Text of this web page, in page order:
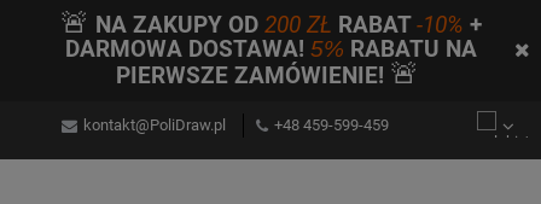
🚨 NA ZAKUPY OD200 ZŁ RABAT-10% +
DARMOWA DOSTAWA! 5% RABATU NA
PIERWSZE ZAMÓWIENIE! 🚨
kontakt@PoliDraw.pl +48 459-599-459